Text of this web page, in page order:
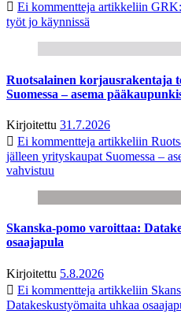
Ei kommentteja artikkeliin
työt jo käynnissä
Ruotsalainen korjausrakentaja
Suomessa – asema
Kirjoitettu 31.7.2026
Ei kommentteja artikkeliin
jälleen yrityskaupat Suomessa –
vahvistuu
Skanska-pomo varoittaa:
osaajapula
Kirjoitettu 5.8.2026
Ei kommentteja artikkeliin
Datakeskustyömaita uhkaa